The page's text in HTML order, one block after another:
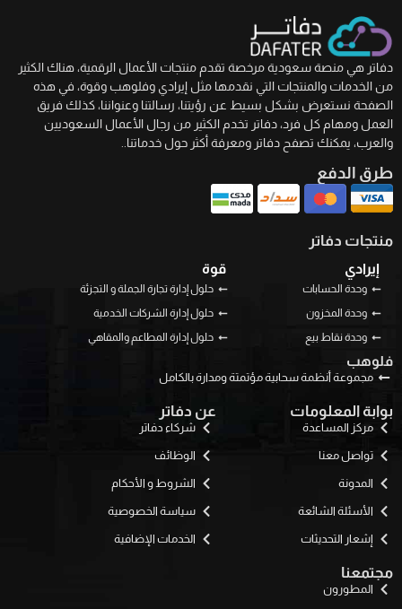
دفاتر هي منصة سعودية مرخصة تقدم منتجات الأعمال الرقمية، هناك الكثير
من الخدمات والمنتجات التي نقدمها مثل إيرادي وفلوهب وقوة، في هذه
الصفحة نستعرض بشكل بسيط عن رؤيتنا، رسالتنا وعنواننا، كذلك فريق
العمل ومهام كل فرد، دفاتر تخدم الكثير من رجال الأعمال السعوديين
والعرب، يمكنك تصفح دفاتر ومعرفة أكثر حول خدماتنا..
طرق الدفع
منتجات دفاتر
إيرادي
وحدة الحسابات
وحدة المخزون
وحدة نقاط بيع
قوة
حلول إدارة تجارة الجملة و التجزئة
حلول إدارة الشركات الخدمية
حلول إدارة المطاعم والمقاهي
فلوهب
مجموعة أنظمة سحابية مؤتمتة ومدارة بالكامل
بوابة المعلومات
مركز المساعدة
تواصل معنا
المدونة
الأسئلة الشائعة
إشعار التحديثات
عن دفاتر
شركاء دفاتر
الوظائف
الشروط و الأحكام
سياسة الخصوصية
الخدمات الإضافية
مجتمعنا
المطورون